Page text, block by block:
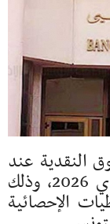
النقدية عند
مستوى 6.99 بالمائة، خلال شهر ماي 2026، وذلك
الإحصائية